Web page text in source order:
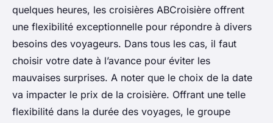
quelques heures, les croisières ABCroisière offrent
une flexibilité exceptionnelle pour répondre à divers
besoins des voyageurs. Dans tous les cas, il faut
choisir votre date à l’avance pour éviter les
mauvaises surprises. A noter que le choix de la date
va impacter le prix de la croisière. Offrant une telle
flexibilité dans la durée des voyages, le groupe